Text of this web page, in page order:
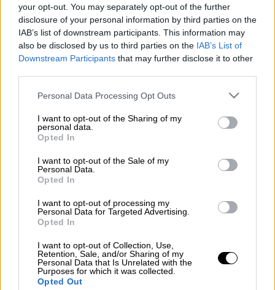
your opt-out. You may separately opt-out of the further
disclosure of your personal information by third parties on the
IAB’s list of downstream participants. This information may
also be disclosed by us to third parties on the IAB’s List of
Downstream Participants that may further disclose it to other
Please note that this website/app uses one or more Google
not limited to your visit or usage behaviour. You may click to
grant or deny consent to Google and its third-party tags to
use your data for below specified purposes in below Google
consent section.
Personal Data Processing Opt Outs
I want to opt-out of the Sharing of my
personal data.
Opted In
I want to opt-out of the Sale of my
Personal Data.
Opted In
I want to opt-out of processing my
Personal Data for Targeted Advertising.
Opted In
I want to opt-out of Collection, Use,
Retention, Sale, and/or Sharing of my
Personal Data that Is Unrelated with the
Purposes for which it was collected.
Opted Out
Το περίπτερο θα βρίσκεται στον υπαίθριο
χώρο μπροστά από το περίπτερο 14 (Τομέας
Α6, stand 5), όπου οι επισκέπτες θα έχουν τη
δυνατότητα να ενημερωθούν για το έργο
μας, τις εκπαιδεύσεις Πρώτων Βοηθειών, τα
σχολεία που διοργανώνουμε για όσους
οργάνωση, αλλά και να παρακολουθήσουν
επιδείξειςΚαρδιοπνευμονικής
Αναζωογόνησης (ΚΑΡ.Π.Α.).
Επιπλέον, οι
Στοιχείου της οργάνωσης θα
πραγματοποιήσουν και φέτος στην παλιά
παραλία (στο ύψος του Βασιλικού Θεάτρου)
τη δράση «Πάρε Θέση», που περιλαμβάνει μία
δωρεάν εκπαιδευτική πλεύση με το
διασωστικό σκάφος της ΕΟΔ, Όντιν. Στην